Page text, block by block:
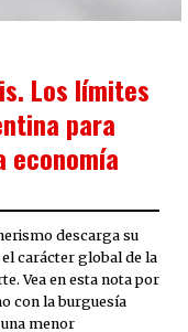
Los límites
para
economía
descarga su
carácter global de la
Vea en esta nota por
con la burguesía
menor